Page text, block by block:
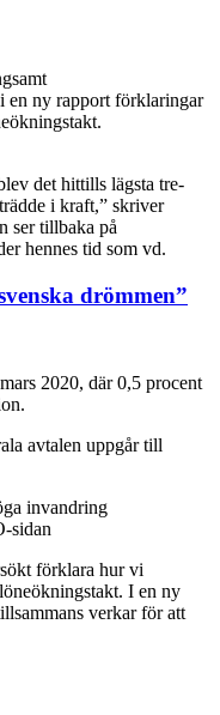
en ny rapport förklaringar
det hittills lägsta tre-
i kraft,” skriver
ser tillbaka på
hennes tid som vd.
drömmen”
2020, där 0,5 procent
avtalen uppgår till
invandring
sidan
förklara hur vi
I en ny
verkar för att